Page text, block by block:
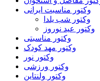
وکتور مناسبت ایرانی
وکتور شب یلدا
وکتور عید نوروز
وکتور مناسبتی
وکتور مهد کودک
وکتور نور
وکتور ورزشی
وکتور ولنتاین